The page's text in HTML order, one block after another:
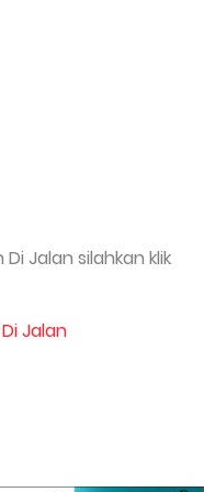
Jalan silahkan klik
Jalan